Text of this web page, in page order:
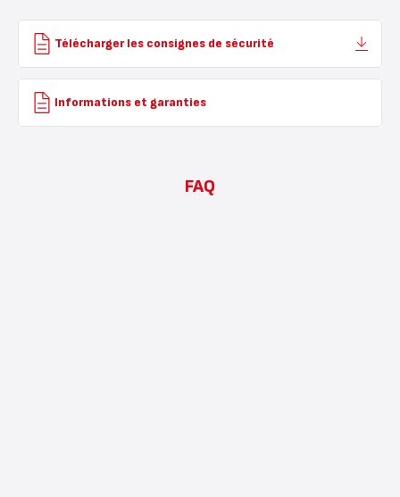
Télécharger les consignes de sécurité
Informations et garanties
FAQ